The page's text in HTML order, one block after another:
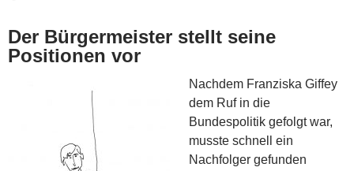
Der Bürgermeister stellt seine
Positionen vor
Nachdem Franziska Giffey
dem Ruf in die
Bundespolitik gefolgt war,
musste schnell ein
Nachfolger gefunden